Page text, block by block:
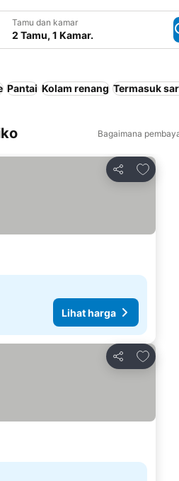
Tamu dan kamar
2 Tamu, 1 Kamar.
Pantai Kolam renang Termasuk
Bagaimana
Bagikan
Lihat harga
Bagikan